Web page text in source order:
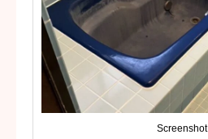
Screenshot